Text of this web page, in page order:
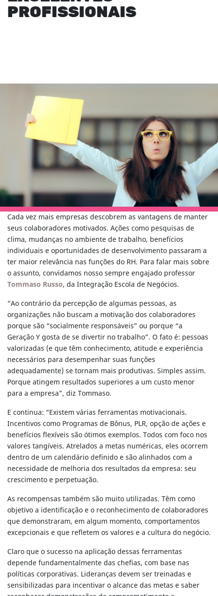
PROFISSIONAIS
Cada vez mais empresas descobrem as vantagens de manter
seus colaboradores motivados. Ações como pesquisas de
clima, mudanças no ambiente de trabalho, benefícios
individuais e oportunidades de desenvolvimento passaram a
ter maior relevância nas funções do RH. Para falar mais sobre
o assunto, convidamos nosso sempre engajado professor
Tommaso Russo, da Integração Escola de Negócios.
“Ao contrário da percepção de algumas pessoas, as
organizações não buscam a motivação dos colaboradores
porque são “socialmente responsáveis” ou porque “a
Geração Y gosta de se divertir no trabalho”. O fato é: pessoas
valorizadas (e que têm conhecimento, atitude e experiência
necessários para desempenhar suas funções
adequadamente) se tornam mais produtivas. Simples assim.
Porque atingem resultados superiores a um custo menor
para a empresa”, diz Tommaso.
E continua: “Existem várias ferramentas motivacionais.
Incentivos como Programas de Bônus, PLR, opção de ações e
benefícios flexíveis são ótimos exemplos. Todos com foco nos
valores tangíveis. Atrelados a metas numéricas, eles ocorrem
dentro de um calendário definido e são alinhados com a
necessidade de melhoria dos resultados da empresa: seu
crescimento e perpetuação.
As recompensas também são muito utilizadas. Têm como
objetivo a identificação e o reconhecimento de colaboradores
que demonstraram, em algum momento, comportamentos
excepcionais e que refletem os valores e a cultura do negócio.
Claro que o sucesso na aplicação dessas ferramentas
depende fundamentalmente das chefias, com base nas
políticas corporativas. Lideranças devem ser treinadas e
sensibilizadas para incentivar o alcance das metas e saber